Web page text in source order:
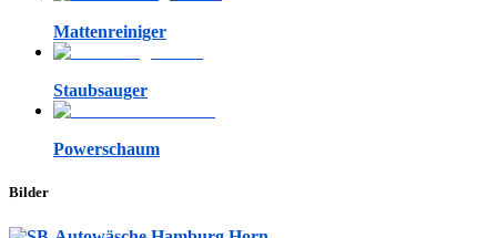
Mattenreiniger
Staubsauger
Powerschaum
Bilder